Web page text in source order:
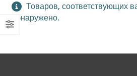
Товаров, соответствующих
обнаружено.